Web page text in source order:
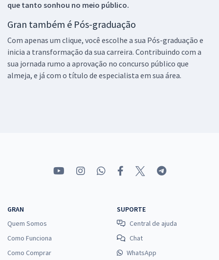
que tanto sonhou no meio público.
Gran também é Pós-graduação
Com apenas um clique, você escolhe a sua Pós-graduação e
inicia a transformação da sua carreira. Contribuindo com a
sua jornada rumo a aprovação no concurso público que
almeja, e já com o título de especialista em sua área.
GRAN
Quem Somos
Como Funciona
Como Comprar
SUPORTE
Central de ajuda
Chat
WhatsApp